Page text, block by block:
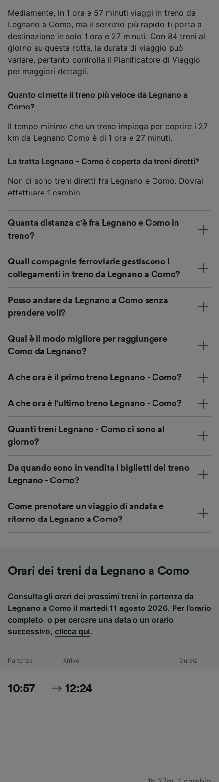
Mediamente, in 1 ora e 57 minuti viaggi in treno da
Legnano a Como, ma il servizio più rapido ti porta a
destinazione in solo 1 ora e 27 minuti. Con 84 treni al
giorno su questa rotta, la durata di viaggio può
variare, pertanto controlla il Pianificatore di Viaggio
per maggiori dettagli.
Quanto ci mette il treno più veloce da Legnano a
Como?
Il tempo minimo che un treno impiega per coprire i 27
km da Legnano Como è di 1 ora e 27 minuti.
La tratta Legnano - Como è coperta da treni diretti?
Non ci sono treni diretti fra Legnano e Como. Dovrai
effettuare 1 cambio.
Quanta distanza c'è fra Legnano e Como in
treno?
Quali compagnie ferroviarie gestiscono i
collegamenti in treno da Legnano a Como?
Posso andare da Legnano a Como senza
prendere voli?
Qual è il modo migliore per raggiungere
Como da Legnano?
A che ora è il primo treno Legnano - Como?
A che ora è l'ultimo treno Legnano - Como?
Quanti treni Legnano - Como ci sono al
giorno?
Da quando sono in vendita i biglietti del treno
Legnano - Como?
Come prenotare un viaggio di andata e
ritorno da Legnano a Como?
Orari dei treni da Legnano a Como
Consulta gli orari dei prossimi treni in partenza da
Legnano a Como il martedì 11 agosto 2026. Per l’orario
completo, o per cercare una data o un orario
successivo, clicca qui.
Partenza Arrivo Durata
10:57 12:24